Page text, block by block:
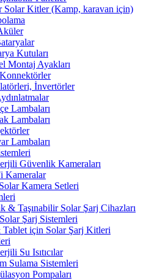
Solar Kitler (Kamp, karavan için)
Kutuları
Montaj Ayakları
İnvertörler
Lambaları
Lambaları
Lambaları
Güvenlik Kameraları
Kameralar
Kamera Setleri
& Taşınabilir Solar Şarj Cihazları
Şarj Sistemleri
için Solar Şarj Kitleri
Su Isıtıcılar
Sulama Sistemleri
Pompaları